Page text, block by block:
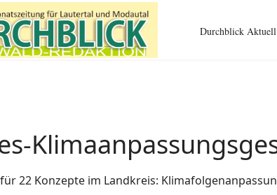
Durchblick Aktuell
22 Konzepte im Landkreis: